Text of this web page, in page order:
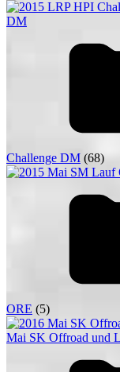
Challenge DM (68)
ORE (5)